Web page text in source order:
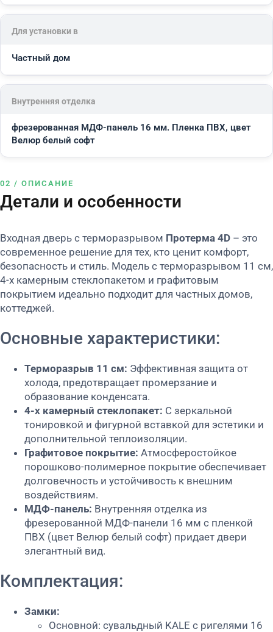
Для установки в
Частный дом
Внутренняя отделка
фрезерованная МДФ-панель 16 мм. Пленка ПВХ, цвет
Велюр белый софт
02 / ОПИСАНИЕ
Детали и особенности
Входная дверь с терморазрывом Протерма 4D – это
современное решение для тех, кто ценит комфорт,
безопасность и стиль. Модель с терморазрывом 11 см,
4-х камерным стеклопакетом и графитовым
покрытием идеально подходит для частных домов,
коттеджей.
Основные характеристики:
Терморазрыв 11 см: Эффективная защита от
холода, предотвращает промерзание и
образование конденсата.
4-х камерный стеклопакет: С зеркальной
тонировкой и фигурной вставкой для эстетики и
дополнительной теплоизоляции.
Графитовое покрытие: Атмосферостойкое
порошково-полимерное покрытие обеспечивает
долговечность и устойчивость к внешним
воздействиям.
МДФ-панель: Внутренняя отделка из
фрезерованной МДФ-панели 16 мм с пленкой
ПВХ (цвет Велюр белый софт) придает двери
элегантный вид.
Комплектация:
Замки:
Основной: сувальдный KALE с ригелями 16